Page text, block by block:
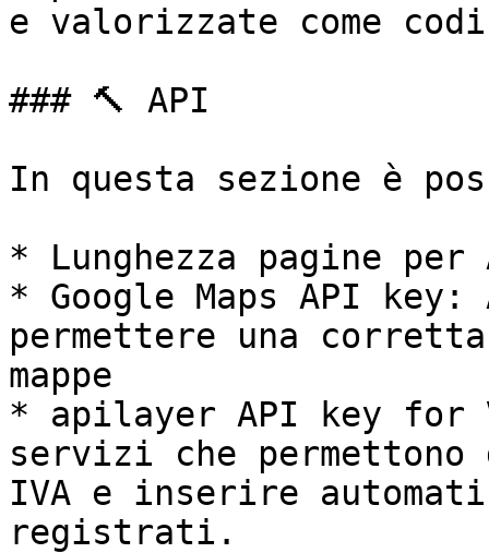
e valorizzate come
### 🔨 API
In questa sezione è
* Lunghezza pagine
* Google Maps API
permettere una
mappe
* apilayer API key for
servizi che
IVA e inserire
registrati.